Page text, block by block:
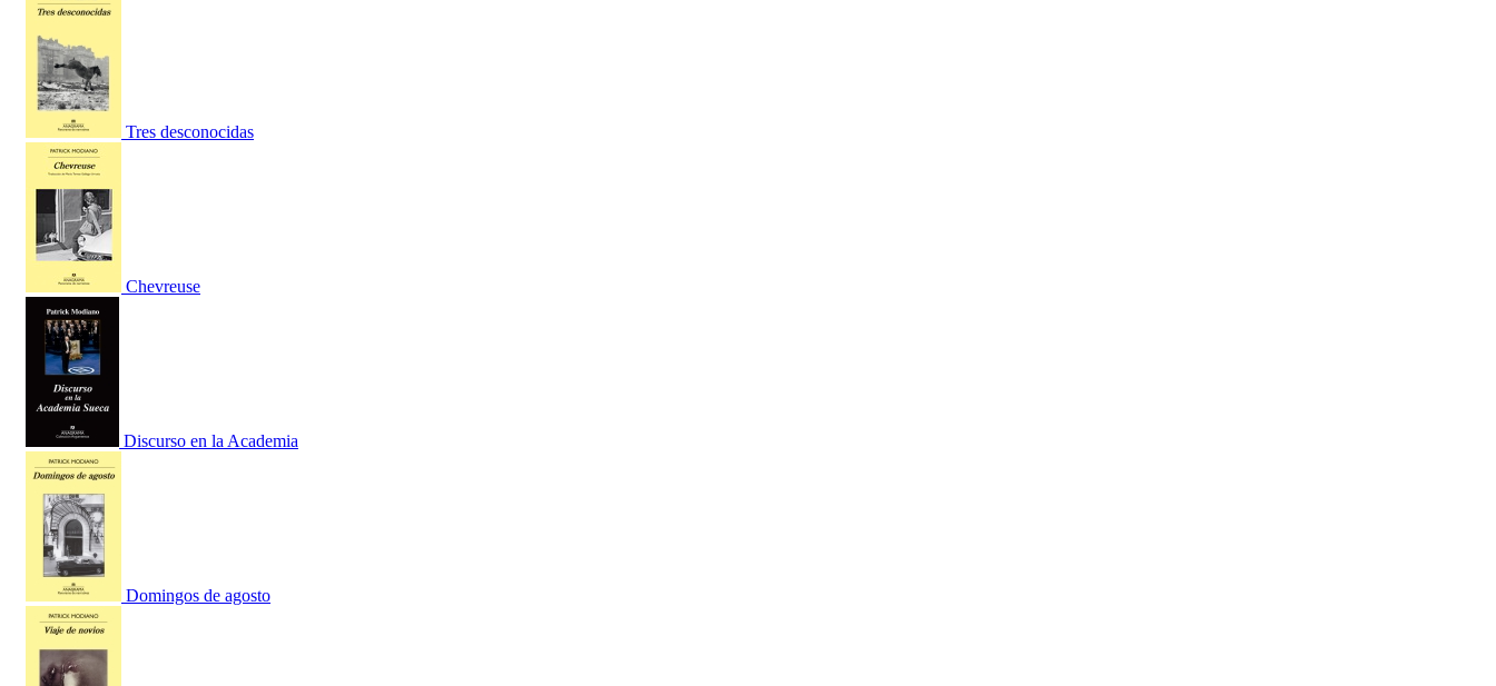
Tres desconocidas
Chevreuse
Discurso en la Academia
Domingos de agosto